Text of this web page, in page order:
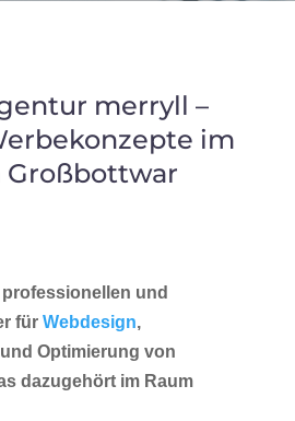
merryll –
im
Großbottwar
und
für Webdesign,
Optimierung von
dazugehört im Raum